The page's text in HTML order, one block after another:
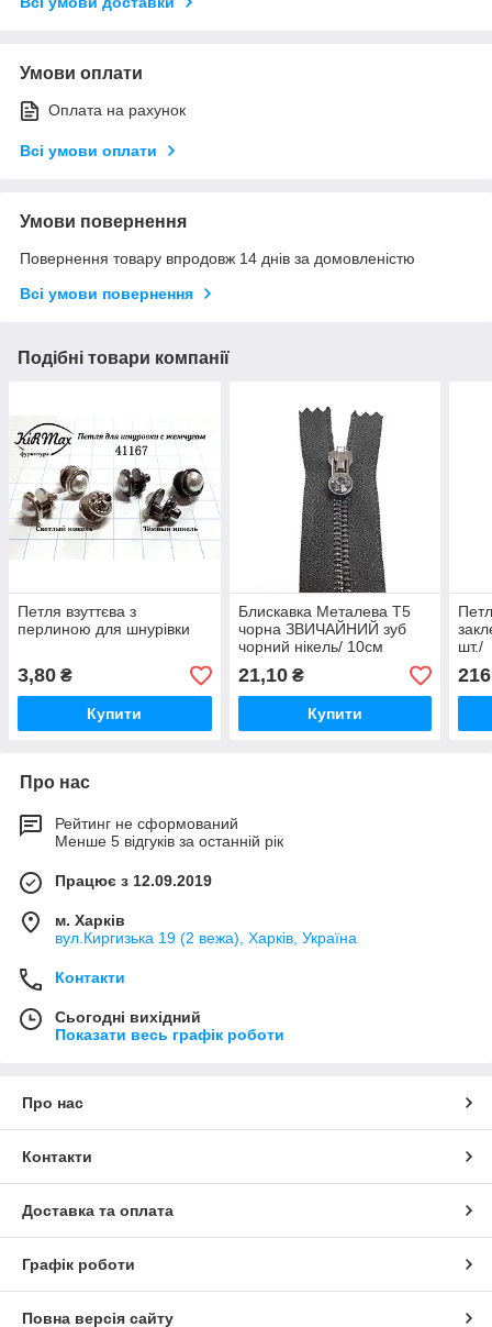
Умови оплати
Оплата на рахунок
Всі умови оплати
Умови повернення
Повернення товару впродовж 14 днів за домовленістю
Всі умови повернення
Подібні товари компанії
Петля взуттєва з
перлиною для шнурівки
3,80 ₴
Купити
Блискавка Металева Т5
чорна ЗВИЧАЙНИЙ зуб
чорний нікель/ 10см
21,10₴
Купити
шт./
216
Про нас
Рейтинг не сформований
Менше 5 відгуків за останній рік
Працює з 12.09.2019
м. Харків
вул.Киргизька 19 (2 вежа), Харків, Україна
Контакти
Сьогодні вихідний
Показати весь графік роботи
Про нас
Контакти
Доставка та оплата
Графік роботи
Повна версія сайту